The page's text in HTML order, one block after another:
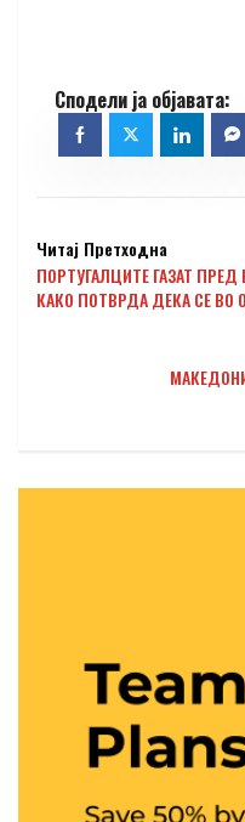
Читај Претходна
ПОРТУГАЛЦИТЕ ГАЗАТ
КАКО ПОТВРДА ДЕКА СЕ ВО